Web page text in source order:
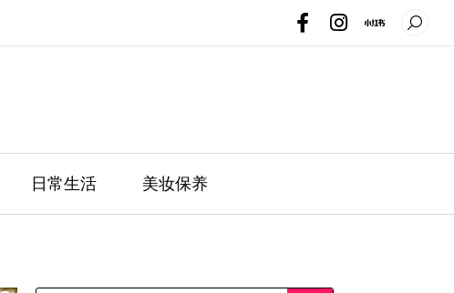
日常生活 美妆保养